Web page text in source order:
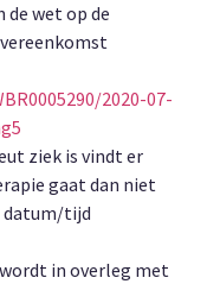
wet op de
2020-07-
ziek is vindt er
gaat dan niet
datum/tijd
in overleg met